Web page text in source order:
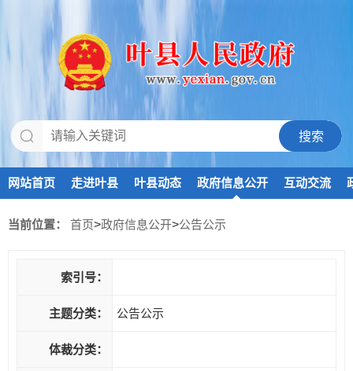
网站首页 走进叶县 叶县动态 政府信息公开 互动交流
当前位置： 首页>政府信息公开>公告公示
索引号：
主题分类： 公告公示
体裁分类：